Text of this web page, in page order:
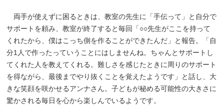
両手が使えずに困るときは、教室の先生に「手伝って」と自分で
サポートを頼み、教室が終了すると毎回「○○先生がここを持って
くれたから、僕はこっち側を作ることができたんだ」と報告。「自
分1人で作ったっていうことにはしませんね。ちゃんとサポートし
てくれた人を教えてくれる。難しさを感じたときに周りのサポート
を得ながら、最後までやり抜くことを覚えたようです」と話し、大
きな笑顔を咲かせるアンナさん。子どもが秘める可能性の大きさに
驚かされる毎日を心から楽しんでいるようです。